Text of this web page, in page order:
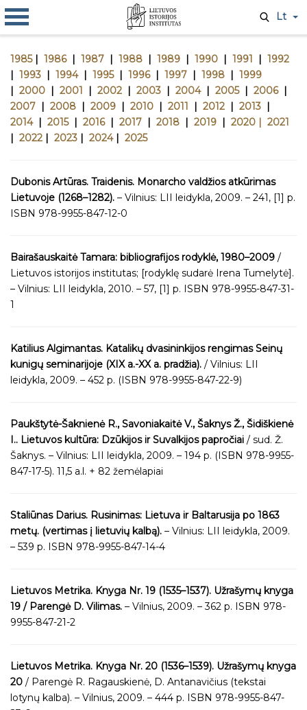
1985| 1986| 1987 | 1988 | 1989 | 1990 | 1991 | 1992
| 1993 | 1994| 1995| 1996| 1997 | 1998 | 1999
| 2000 | 2001 | 2002 | 2003 | 2004| 2005| 2006|
2007 | 2008 | 2009 | 2010 | 2011 | 2012 | 2013 |
2014| 2015| 2016| 2017 | 2018 | 2019 | 2020 | 2021
| 2022 | 2023 | 2024| 2025
Dubonis Artūras. Traidenis. Monarcho valdžios atkūrimas
Lietuvoje (1268–1282). – Vilnius: LII leidykla, 2009. – 241, [1] p.
ISBN 978-9955-847-12-0
Bairašauskaitė Tamara: bibliografijos rodyklė, 1980–2009 /
Lietuvos istorijos institutas; [rodyklę sudarė Irena Tumelytė].
– Vilnius: LII leidykla, 2010. – 57, [1] p. ISBN 978-9955-847-31-
1
Katilius Algimantas. Katalikų dvasininkijos rengimas Seinų
kunigų seminarijoje (XIX a.-XX a. pradžia). / Vilnius: LII
leidykla, 2009. – 452 p. (ISBN 978-9955-847-22-9)
Paukštytė-Šaknienė R., Savoniakaitė V., Šaknys Ž., Šidiškienė
I.. Lietuvos kultūra: Dzūkijos ir Suvalkijos papročiai / sud. Ž.
Šaknys. – Vilnius: LII leidykla, 2009. – 194 p. (ISBN 978-9955-
847-17-5). 11,5 a.l. + 82 žemėlapiai
Staliūnas Darius. Rusinimas: Lietuva ir Baltarusija po 1863
metų. (vertimas į lietuvių kalbą). – Vilnius: LII leidykla, 2009.
– 539 p. ISBN 978-9955-847-14-4
Lietuvos Metrika. Knyga Nr. 19 (1535–1537). Užrašymų knyga
19 / Parengė D. Vilimas. – Vilnius, 2009. – 362 p. ISBN 978-
9955-847-21-2
Lietuvos Metrika. Knyga Nr. 20 (1536–1539). Užrašymų knyga
20 / Parengė R. Ragauskienė, D. Antanavičius (tekstai
lotynų kalba). – Vilnius, 2009. – 444 p. ISBN 978-9955-847-
Lt